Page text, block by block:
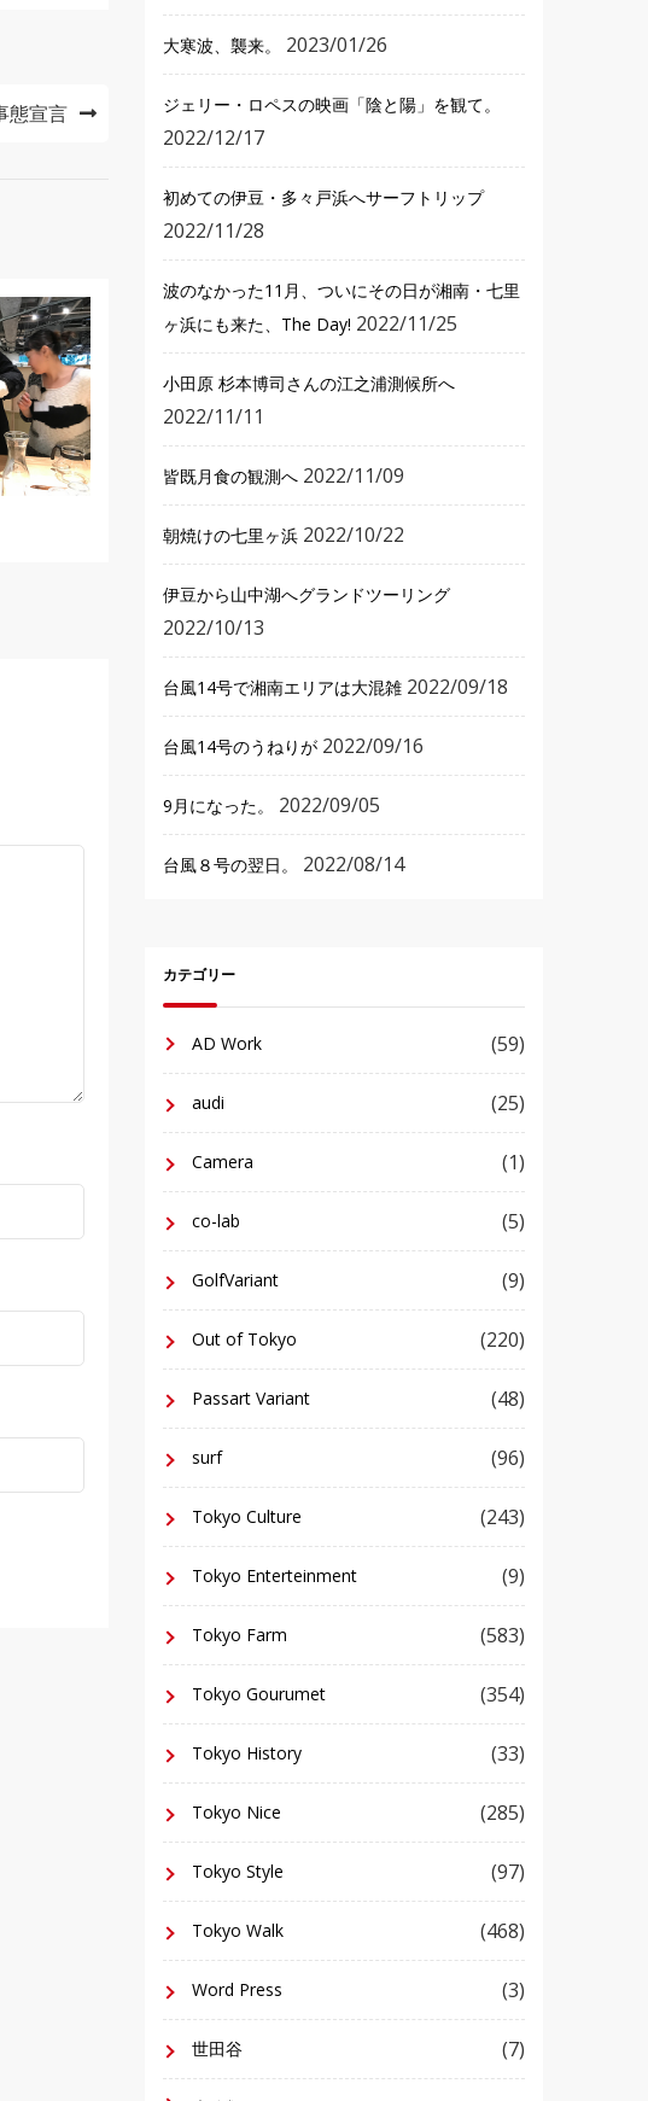
態宣言
大寒波、襲来。 2023/01/26
ジェリー・ロペスの映画「陰と陽」を観て。
2022/12/17
初めての伊豆・多々戸浜へサーフトリップ
2022/11/28
波のなかった11月、ついにその日が湘南・七里
ヶ浜にも来た、The Day! 2022/11/25
小田原 杉本博司さんの江之浦測候所へ
2022/11/11
皆既月食の観測へ 2022/11/09
朝焼けの七里ヶ浜 2022/10/22
伊豆から山中湖へグランドツーリング
2022/10/13
台風14号で湘南エリアは大混雑 2022/09/18
台風14号のうねりが 2022/09/16
9月になった。 2022/09/05
台風８号の翌日。 2022/08/14
カテゴリー
AD Work (59)
audi (25)
Camera (1)
co-lab (5)
GolfVariant (9)
Out of Tokyo (220)
Passart Variant (48)
surf (96)
Tokyo Culture (243)
Tokyo Enterteinment (9)
Tokyo Farm (583)
Tokyo Gourumet (354)
Tokyo History (33)
Tokyo Nice (285)
Tokyo Style (97)
Tokyo Walk (468)
Word Press (3)
世田谷 (7)